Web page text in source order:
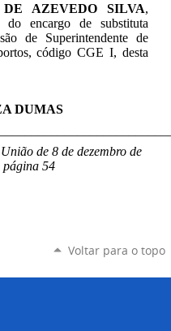
AZEVEDO SILVA,
encargo de substituta
de Superintendente de
código CGE I, desta
DUMAS
de 8 de dezembro de
página 54
Voltar para o topo